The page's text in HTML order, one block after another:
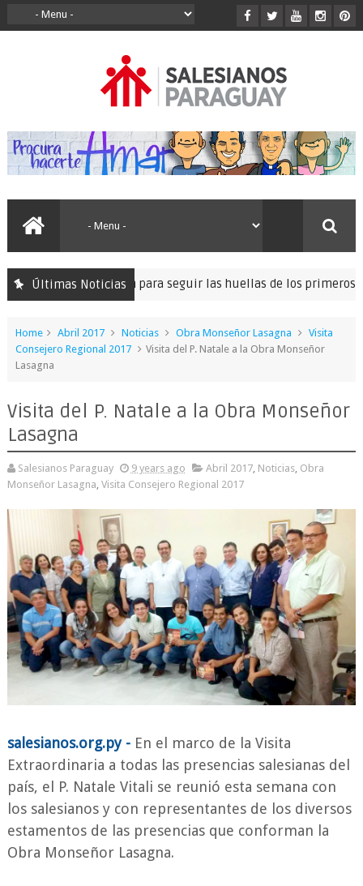
Últimas Noticias
la peregrinación para seguir las huellas de los primeros
Home Abril 2017 Noticias Obra Monseñor Lasagna
Visita
Consejero Regional 2017
Visita del P. Natale a la Obra Monseñor
Lasagna
Visita del P. Natale a la Obra Monseñor
Lasagna
Salesianos Paraguay 9 years ago Abril 2017, Noticias, Obra
Monseñor Lasagna Visita Consejero Regional 2017
salesianos.org.py -En el marco de la Visita
Extraordinaria a todas las presencias salesianas del
país, el P. Natale Vitali se reunió esta semana con
los salesianos y con representantes de los diversos
estamentos de las presencias que conforman la
Obra Monseñor Lasagna.